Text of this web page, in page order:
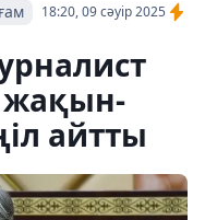
18:20, 09 сәуір 2025
жақын-
айтты